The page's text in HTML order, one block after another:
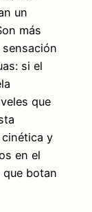
un
más
si el
que
y
en el
botan